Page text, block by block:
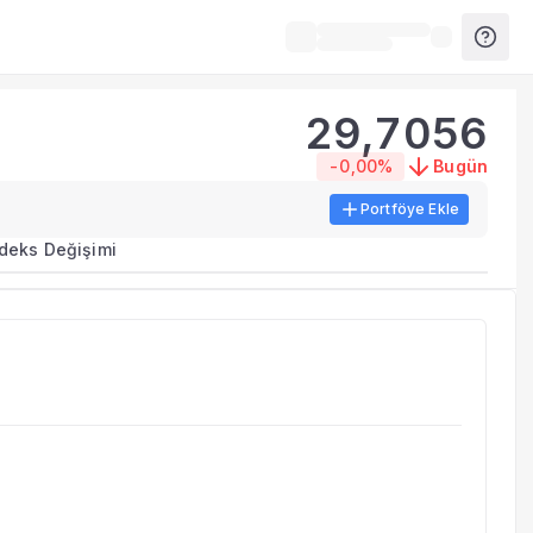
metrikleri listelenir.
benzer fonları inceleyebilirsiniz.
29,7056
-0,00% Bugün
Portföye Ekle
Değişimi